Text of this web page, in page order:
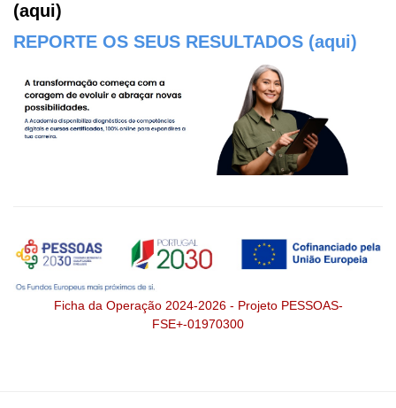
(aqui)
REPORTE OS SEUS RESULTADOS (aqui)
Ficha da Operação 2024-2026 - Projeto PESSOAS-
FSE+-01970300